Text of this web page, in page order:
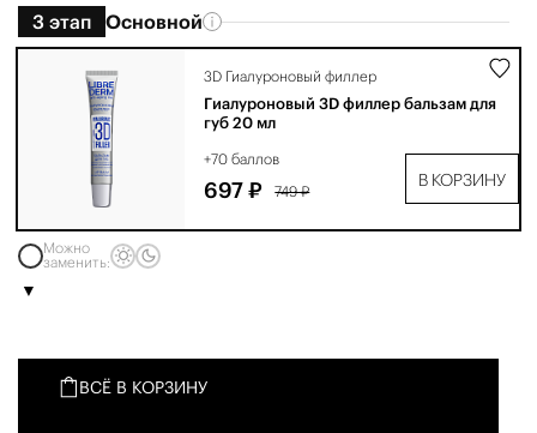
3 этап Основной
3D Гиалуроновый филлер
Гиалуроновый 3D филлер бальзам для
губ 20 мл
+70 баллов
697 ₽ 749 ₽
В КОРЗИНУ
Можно
заменить:
ВСЁ В КОРЗИНУ